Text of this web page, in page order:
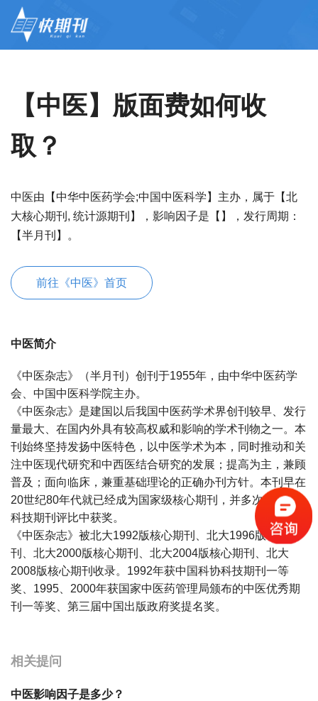
【中医】版面费如何收
取？
中医由【中华中医药学会;中国中医科学】主办，属于【北
大核心期刊, 统计源期刊】，影响因子是【】，发行周期：
【半月刊】。
前往《中医》首页
中医简介
《中医杂志》（半月刊）创刊于1955年，由中华中医药学
会、中国中医科学院主办。
《中医杂志》是建国以后我国中医药学术界创刊较早、发行
量最大、在国内外具有较高权威和影响的学术刊物之一。本
刊始终坚持发扬中医特色，以中医学术为本，同时推动和关
注中医现代研究和中西医结合研究的发展；提高为主，兼顾
普及；面向临床，兼重基础理论的正确办刊方针。本刊早在
20世纪80年代就已经成为国家级核心期刊，并多次在全国
科技期刊评比中获奖。
《中医杂志》被北大1992版核心期刊、北大1996版核心期
刊、北大2000版核心期刊、北大2004版核心期刊、北大
2008版核心期刊收录。1992年获中国科协科技期刊一等
奖、1995、2000年获国家中医药管理局颁布的中医优秀期
刊一等奖、第三届中国出版政府奖提名奖。
相关提问
中医影响因子是多少？